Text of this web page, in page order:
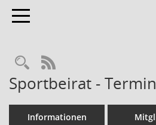
Toggle navigation
Rechercheauswahl
RSS-Feed
Sportbeirat -
Informationen